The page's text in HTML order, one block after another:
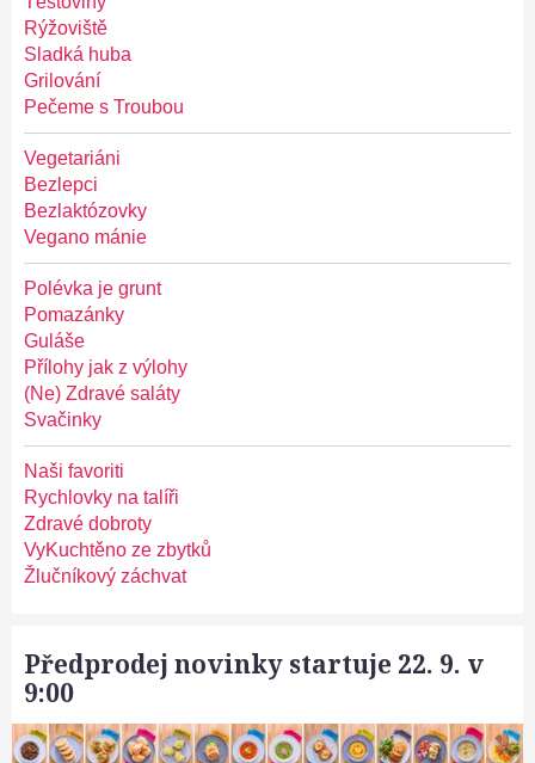
Rýžoviště
Sladká huba
Grilování
Pečeme s Troubou
Vegetariáni
Bezlepci
Bezlaktózovky
Vegano mánie
Polévka je grunt
Pomazánky
Guláše
Přílohy jak z výlohy
(Ne) Zdravé saláty
Svačinky
Naši favoriti
Rychlovky na talíři
Zdravé dobroty
VyKuchtěno ze zbytků
Žlučníkový záchvat
Předprodej novinky startuje 22. 9. v
9:00